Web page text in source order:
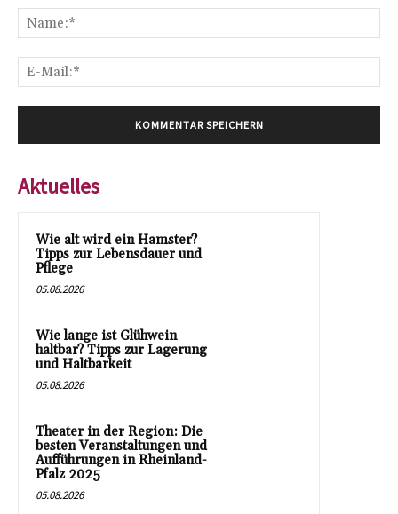
Aktuelles
Wie alt wird ein Hamster?
Tipps zur Lebensdauer und
Pflege
05.08.2026
Wie lange ist Glühwein
haltbar? Tipps zur Lagerung
und Haltbarkeit
05.08.2026
Theater in der Region: Die
besten Veranstaltungen und
Aufführungen in Rheinland-
Pfalz 2025
05.08.2026